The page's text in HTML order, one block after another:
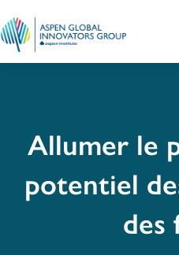
Allumer le
potentiel
des